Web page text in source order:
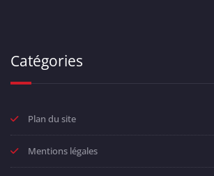
Catégories
Plan du site
Mentions légales